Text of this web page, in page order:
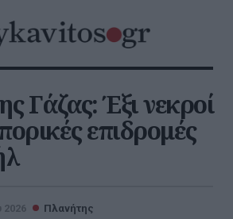
Γάζας: Έξι νεκροί
επιδρομές
2026
Πλανήτης